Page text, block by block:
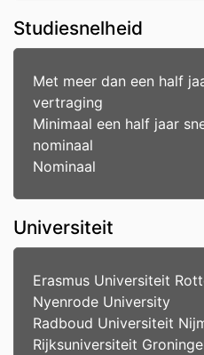
Studiesnelheid
Met meer dan een half
vertraging
Minimaal een half jaar
nominaal
Nominaal
Universiteit
Erasmus Universiteit
Nyenrode University
Radboud Universiteit
Rijksuniversiteit